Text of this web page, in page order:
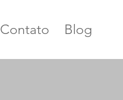
Contato Blog